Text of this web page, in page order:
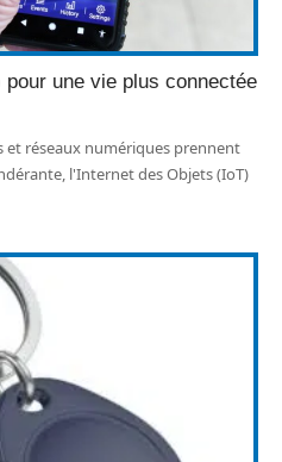
pour une vie plus connectée
et réseaux numériques prennent
l'Internet des Objets (IoT)